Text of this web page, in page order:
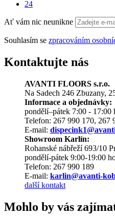
24
Ať vám nic neunikne
Souhlasím se zpracováním
Kontaktujte nás
AVANTI FLOORS s.r.o.
Na Sadech 246 Zbuzany,
Informace a objednávky:
pondělí–pátek 7:00 - 17:00
Telefon: 267 990 170, 267
E-mail:
Showroom Karlín:
Rohanské nábřeží 693/10
pondělí-pátek 9:00-19:00
Telefon: 267 990 189
E-mail: karlin@avanti-
další kontakt
Mohlo by vás